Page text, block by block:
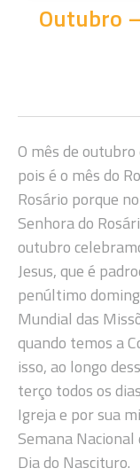
Outubro
O mês de
pois é o mês do
Rosário porque
Senhora do
outubro
Jesus, que é
penúltimo
Mundial das
quando temos a
isso, ao longo
terço todos os
Igreja e por sua
Semana Nacional
Dia do Nascituro.